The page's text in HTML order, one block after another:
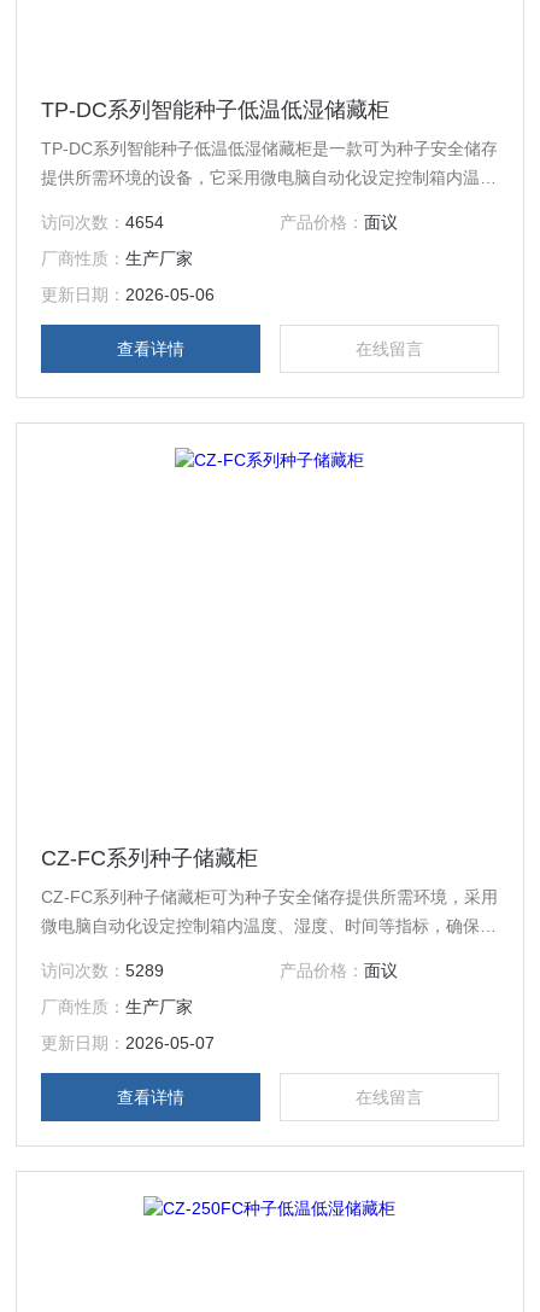
TP-DC系列智能种子低温低湿储藏柜
TP-DC系列智能种子低温低湿储藏柜是一款可为种子安全储存
提供所需环境的设备，它采用微电脑自动化设定控制箱内温
访问次数：4654 产品价格： 面议
厂商性质：生产厂家
更新日期： 2026-05-06
查看详情 在线留言
CZ-FC系列种子储藏柜
CZ-FC系列种子储藏柜可为种子安全储存提供所需环境，采用
微电脑自动化设定控制箱内温度、湿度、时间等指标，确保箱
统。控制系统具有除霜，延时，超温报警，自动除湿，时差纠
正，紫外杀菌等功能，安全可靠全不锈钢内、外柜体，制冷结
构为风冷式不结霜多项安全保护功能(触电、漏电、过载、过
流、压缩机延长启动！
访问次数：5289 产品价格： 面议
厂商性质：生产厂家
更新日期： 2026-05-07
查看详情 在线留言